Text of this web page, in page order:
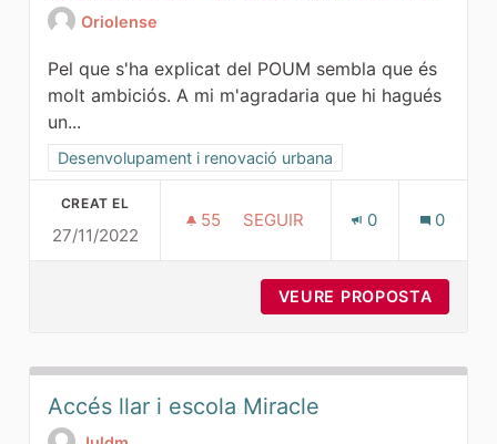
Oriolense
Pel que s'ha explicat del POUM sembla que és
molt ambiciós. A mi m'agradaria que hi hagués
un...
Resultats al filtrar per la categoria: Desenvolupament i
Desenvolupament i renovació urbana
CREAT EL
27/11/2022
55 55 SEGUIDORES
SEGUIR 0 0
VEURE PROPOSTA
Accés llar i escola Miracle